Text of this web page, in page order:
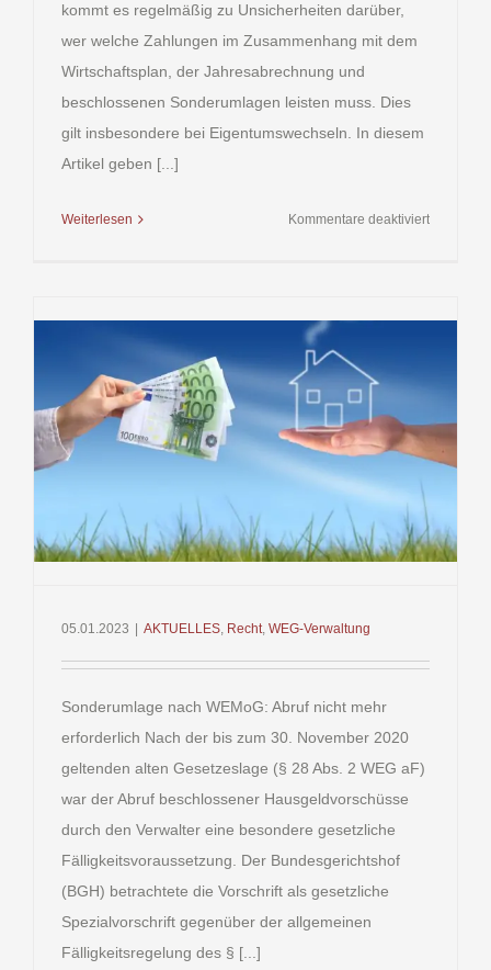
kommt es regelmäßig zu Unsicherheiten darüber,
wer welche Zahlungen im Zusammenhang mit dem
Wirtschaftsplan, der Jahresabrechnung und
beschlossenen Sonderumlagen leisten muss. Dies
gilt insbesondere bei Eigentumswechseln. In diesem
Artikel geben [...]
Weiterlesen Kommentare deaktiviertfür
05.01.2023 AKTUELLES, Recht, WEG-Verwaltung
Sonderumlage nach WEMoG: Abruf nicht mehr
erforderlich Nach der bis zum 30. November 2020
geltenden alten Gesetzeslage (§ 28 Abs. 2 WEG aF)
war der Abruf beschlossener Hausgeldvorschüsse
durch den Verwalter eine besondere gesetzliche
Fälligkeitsvoraussetzung. Der Bundesgerichtshof
(BGH) betrachtete die Vorschrift als gesetzliche
Spezialvorschrift gegenüber der allgemeinen
Fälligkeitsregelung des § [...]